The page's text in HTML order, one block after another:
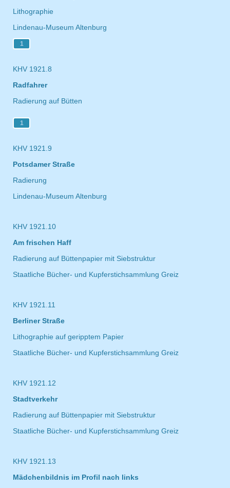
Lithographie
Lindenau-Museum Altenburg
1
KHV 1921.8
Radfahrer
Radierung auf Bütten
1
KHV 1921.9
Potsdamer Straße
Radierung
Lindenau-Museum Altenburg
KHV 1921.10
Am frischen Haff
Radierung auf Büttenpapier mit Siebstruktur
Staatliche Bücher- und Kupferstichsammlung Greiz
KHV 1921.11
Berliner Straße
Lithographie auf geripptem Papier
Staatliche Bücher- und Kupferstichsammlung Greiz
KHV 1921.12
Stadtverkehr
Radierung auf Büttenpapier mit Siebstruktur
Staatliche Bücher- und Kupferstichsammlung Greiz
KHV 1921.13
Mädchenbildnis im Profil nach links